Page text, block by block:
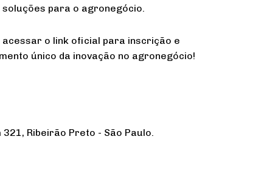
para o agronegócio.
o link oficial para inscrição e
único da inovação no agronegócio!
Ribeirão Preto - São Paulo.